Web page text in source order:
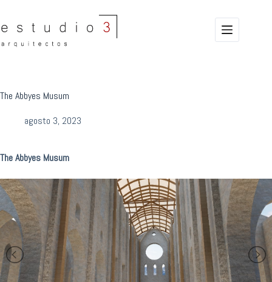
contenido
The Abbyes Musum
agosto 3, 2023
The Abbyes Musum